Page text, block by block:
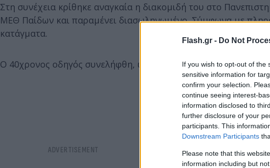
Flash.gr - Do Not
If you wish to opt-out of the
sensitive information for
confirm your selection.
continue seeing interest-
information disclosed to
further disclosure of your
participants. This
Downstream Participants
Please note that this
information including but
Στη συνέχεια κρίθηκε αναγκαία η διακομιδή του στο
ΜΕΘ Παίδων και παραμένει διασωληνωμένο. Σύμφωνα με
κατάγματα.
Ο 40χρονος οδηγός συνελήφθη, ωστόσο αφέθηκε ελεύθερος.